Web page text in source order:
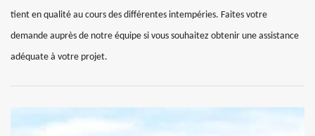
tient en qualité au cours des différentes intempéries. Faites votre
demande auprès de notre équipe si vous souhaitez obtenir une assistance
adéquate à votre projet.